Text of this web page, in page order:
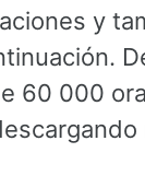
y
60 000